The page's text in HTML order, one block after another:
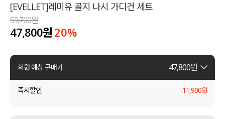
티셔츠
팬츠
셔츠
원피스
언더웨어
[EVELLET]레미유 골지 나시 가디건 세트
59,700원
47,800원20%
회원 예상 구매가 47,800원
즉시할인 -11,900원